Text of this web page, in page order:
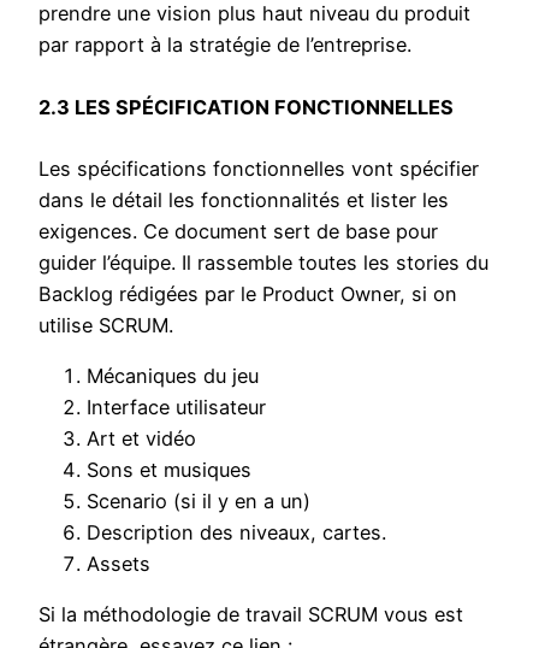
prendre une vision plus haut niveau du produit
par rapport à la stratégie de l’entreprise.
2.3 LES SPÉCIFICATION FONCTIONNELLES
Les spécifications fonctionnelles vont spécifier
dans le détail les fonctionnalités et lister les
exigences. Ce document sert de base pour
guider l’équipe. Il rassemble toutes les stories du
Backlog rédigées par le Product Owner, si on
utilise SCRUM.
Mécaniques du jeu
Interface utilisateur
Art et vidéo
Sons et musiques
Scenario (si il y en a un)
Description des niveaux, cartes.
Assets
Si la méthodologie de travail SCRUM vous est